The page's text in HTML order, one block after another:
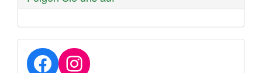
Facebook
Instagram